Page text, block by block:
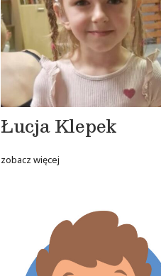
Łucja Klepek
zobacz więcej